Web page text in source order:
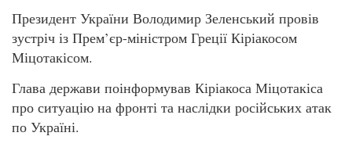
Президент України Володимир Зеленський провів
зустріч із Прем’єр-міністром Греції Кіріакосом
Міцотакісом.
Глава держави поінформував Кіріакоса Міцотакіса
про ситуацію на фронті та наслідки російських атак
по Україні.